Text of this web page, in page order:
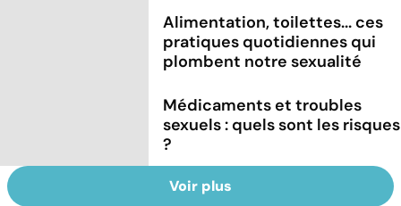
Alimentation, toilettes... ces
pratiques quotidiennes qui
plombent notre sexualité
Médicaments et troubles
sexuels : quels sont les risques
?
Voir plus